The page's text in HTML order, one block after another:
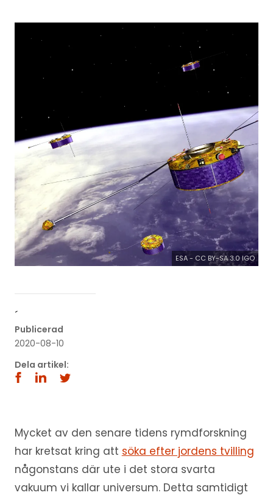
ESA - CC BY-SA 3.0 IGO
´
Publicerad
2020-08-10
Dela artikel:
Mycket av den senare tidens rymdforskning
har kretsat kring att söka efter jordens tvilling
någonstans där ute i det stora svarta
vakuum vi kallar universum. Detta samtidigt